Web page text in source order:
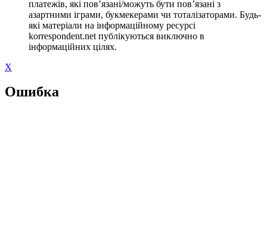
платежів, які пов’язані/можуть бути пов’язані з
азартними іграми, букмекерами чи тоталізаторами. Будь-
які матеріали на інформаційному ресурсі
korrespondent.net публікуються виключно в
інформаційних цілях.
X
Ошибка